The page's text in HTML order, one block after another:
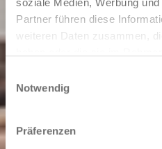
soziale Medien, Werbung
Partner führen diese
weiteren Daten zusammen,
Notwendig
Präferenzen